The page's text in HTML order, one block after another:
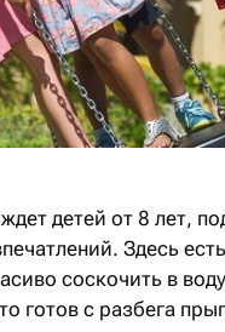
детей от 8 лет,
Здесь
соскочить в
готов с разбега